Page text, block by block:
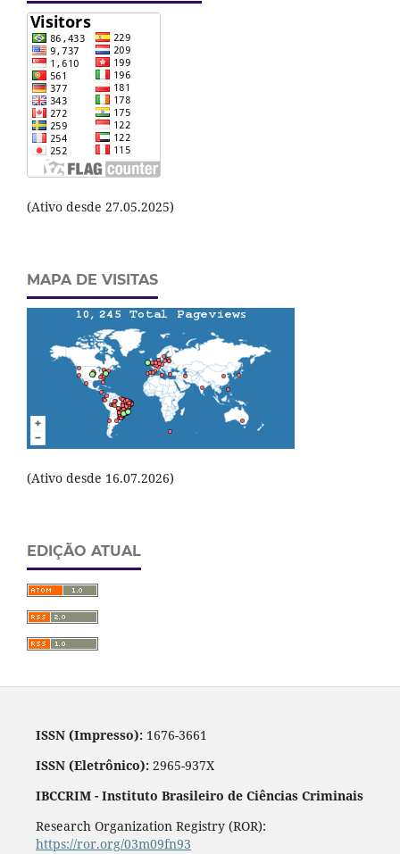
(Ativo desde 27.05.2025)
MAPA DE VISITAS
(Ativo desde 16.07.2026)
EDIÇÃO ATUAL
ISSN (Impresso):1676-3661
ISSN (Eletrônico):2965-937X
IBCCRIM - Instituto Brasileiro de Ciências Criminais
Research Organization Registry (ROR):
https://ror.org/03m09fn93